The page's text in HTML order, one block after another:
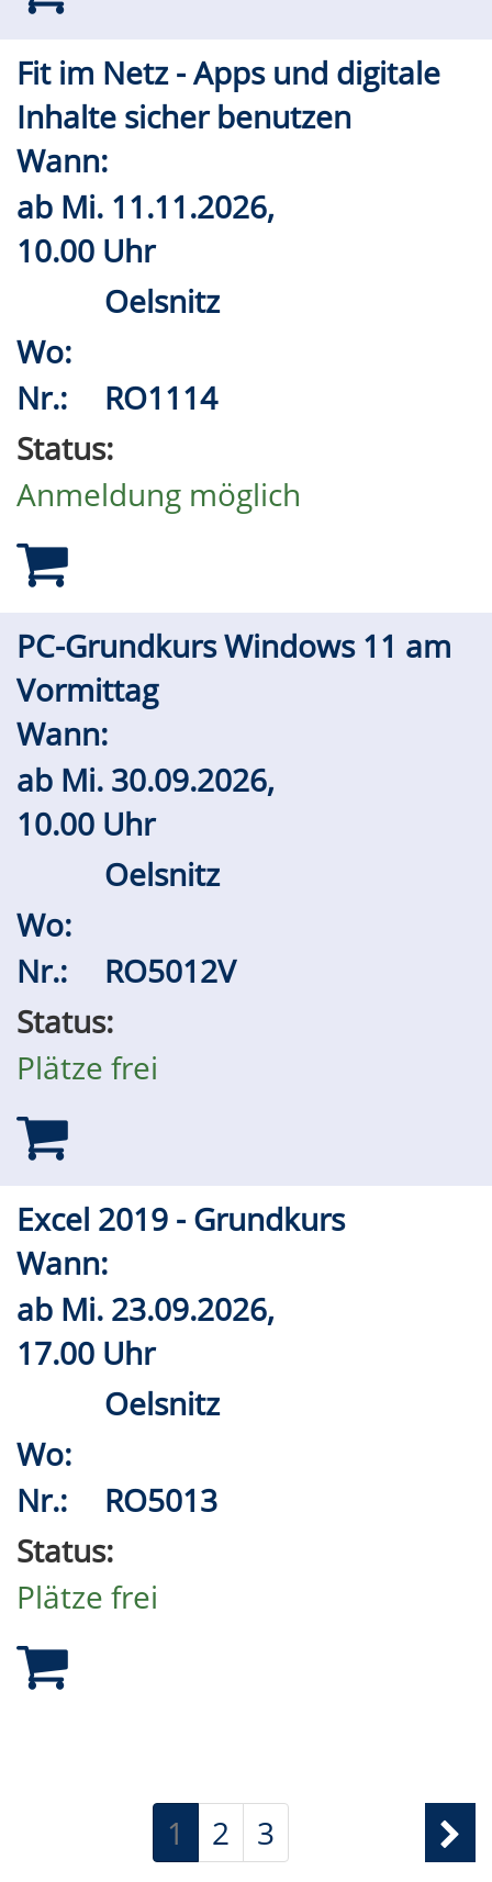
Fit im Netz - Apps und digitale
Inhalte sicher benutzen
Wann:
ab Mi. 11.11.2026,
10.00 Uhr
Oelsnitz
Wo:
Nr.:
RO1114
Status:
Anmeldung möglich
PC-Grundkurs Windows 11 am
Vormittag
Wann:
ab Mi. 30.09.2026,
10.00 Uhr
Oelsnitz
Wo:
Nr.:
RO5012V
Status:
Plätze frei
Excel 2019 - Grundkurs
Wann:
ab Mi. 23.09.2026,
17.00 Uhr
Oelsnitz
Wo:
Nr.:
RO5013
Status:
Plätze frei
1 2 3